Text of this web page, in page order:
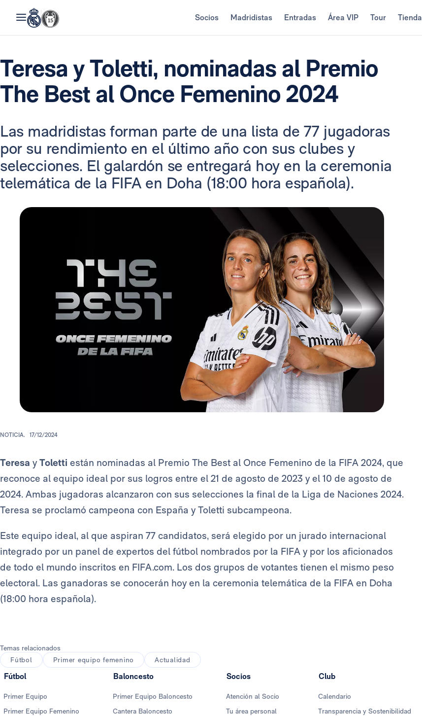
Socios Madridistas Entradas Área VIP Tour Tienda
Teresa y Toletti, nominadas al Premio
The Best al Once Femenino 2024
Las madridistas forman parte de una lista de 77 jugadoras
por su rendimiento en el último año con sus clubes y
selecciones. El galardón se entregará hoy en la ceremonia
telemática de la FIFA en Doha (18:00 hora española).
NOTICIA. 17/12/2024
Teresa y Toletti están nominadas al Premio The Best al Once Femenino de la FIFA 2024, que
reconoce al equipo ideal por sus logros entre el 21 de agosto de 2023 y el 10 de agosto de
2024. Ambas jugadoras alcanzaron con sus selecciones la final de la Liga de Naciones 2024.
Teresa se proclamó campeona con España y Toletti subcampeona.
Este equipo ideal, al que aspiran 77 candidatos, será elegido por un jurado internacional
integrado por un panel de expertos del fútbol nombrados por la FIFA y por los aficionados
de todo el mundo inscritos en FIFA.com. Los dos grupos de votantes tienen el mismo peso
electoral. Las ganadoras se conocerán hoy en la ceremonia telemática de la FIFA en Doha
(18:00 hora española).
Temas relacionados
Fútbol
Primer equipo femenino Actualidad
Fútbol
Primer Equipo
Primer Equipo Femenino
Baloncesto
Primer Equipo Baloncesto
Cantera Baloncesto
Socios
Atención al Socio
Tu área personal
Club
Calendario
Transparencia y Sostenibilidad